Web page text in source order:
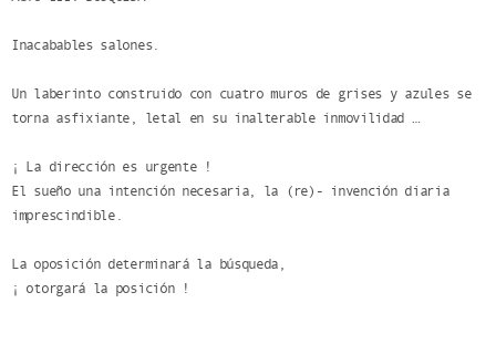
Inacabables salones.
Un laberinto construido con cuatro muros de grises y azules se
torna asfixiante, letal en su inalterable inmovilidad …
¡ La dirección es urgente !
El sueño una intención necesaria, la (re)- invención diaria
imprescindible.
La oposición determinará la búsqueda,
¡ otorgará la posición !